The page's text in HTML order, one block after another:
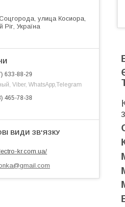
улица Косиора,
Ріг, Україна
633-88-29
Viber, WhatsApp,Telegram
465-78-38
kr.com.ua/